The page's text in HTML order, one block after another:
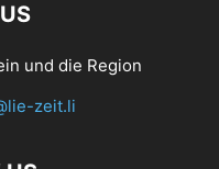
und die Region
zeit.li